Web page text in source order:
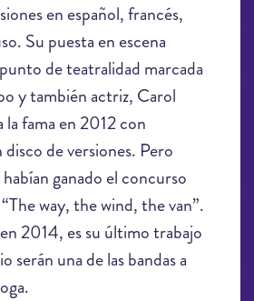
en español, francés,
Su puesta en escena
de teatralidad marcada
y también actriz, Carol
fama en 2012 con
de versiones. Pero
ganado el concurso
way, the wind, the van”.
2014, es su último trabajo
serán una de las bandas a